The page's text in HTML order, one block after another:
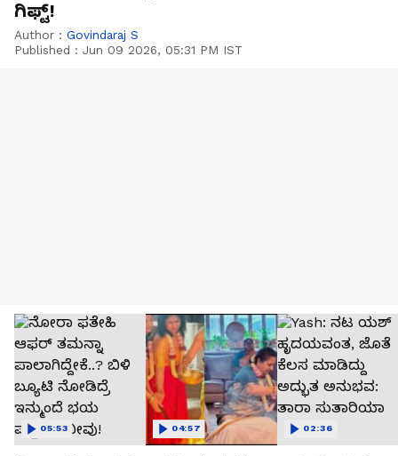
ಗಿಫ್ಟ್!
Author : Govindaraj S
Published : Jun 09 2026, 05:31 PM IST
05:53 04:57 02:36